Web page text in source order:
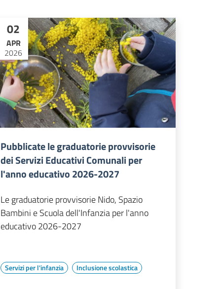
02
APR
2026
Pubblicate le graduatorie provvisorie
dei Servizi Educativi Comunali per
l'anno educativo 2026-2027
Le graduatorie provvisorie Nido, Spazio
Bambini e Scuola dell'Infanzia per l'anno
educativo 2026-2027
Servizi per l'infanzia Inclusione scolastica